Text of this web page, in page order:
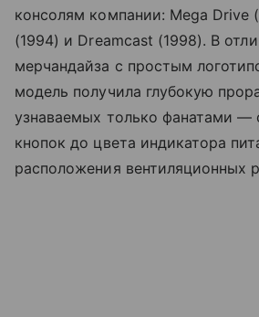
консолям компании: Mega Drive
(1994) и Dreamcast (1998). В
мерчандайза с простым
модель получила глубокую
узнаваемых только фанатами —
кнопок до цвета индикатора
расположения вентиляционных